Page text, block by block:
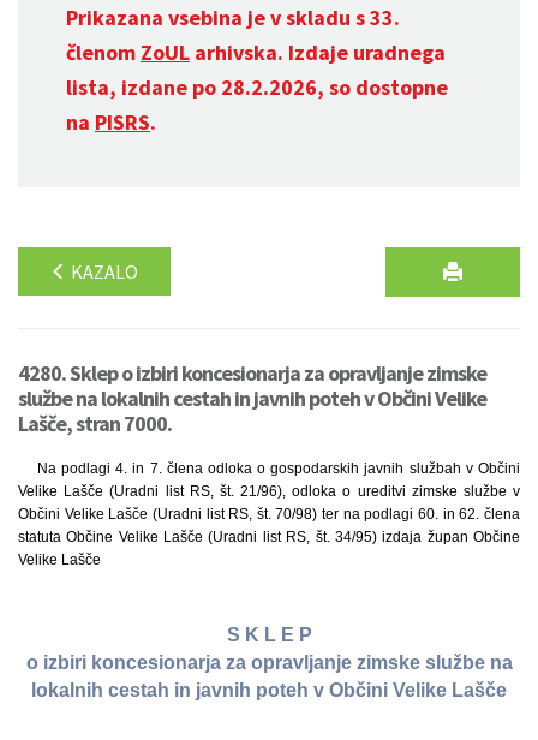
Prikazana vsebina je v skladu s 33.
členom ZoUL arhivska. Izdaje uradnega
lista, izdane po 28.2.2026, so dostopne
na PISRS.
KAZALO
4280. Sklep o izbiri koncesionarja za opravljanje zimske
službe na lokalnih cestah in javnih poteh v Občini Velike
Lašče, stran 7000.
Na podlagi 4. in 7. člena odloka o gospodarskih javnih službah v Občini
Velike Lašče (Uradni list RS, št. 21/96), odloka o ureditvi zimske službe v
Občini Velike Lašče (Uradni list RS, št. 70/98) ter na podlagi 60. in 62. člena
statuta Občine Velike Lašče (Uradni list RS, št. 34/95) izdaja župan Občine
Velike Lašče
S K L E P
o izbiri koncesionarja za opravljanje zimske službe na
lokalnih cestah in javnih poteh v Občini Velike Lašče